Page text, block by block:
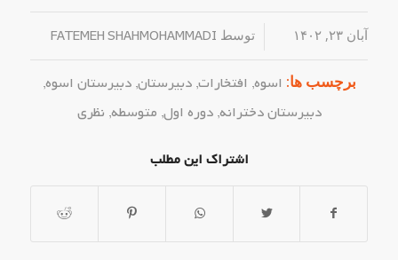
آبان ۲۳, ۱۴۰۲ / توسط FATEMEH SHAHMOHAMMADI
برچسب ها: اسوه, افتخارات,دبیرستان,دبیرستان اسوه,
دبیرستان دخترانه,دوره اول, متوسطه, نظری
اشتراک این مطلب